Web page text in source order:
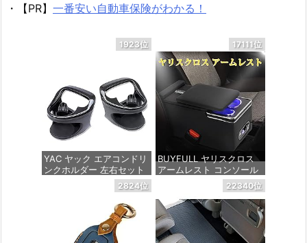
・【PR】 一番安い自動車保険がわかる！
1923位
YAC ヤック エアコンドリ
ンクホルダー 左右セット
トヨタ 10系 210系 ヤリス
ヤリスクロス GRヤリス
専用 運転席用/助手席用セ
価格：¥4,489
17111位
BUYFULL ヤリスクロス
アームレスト コンソール
ボックス トヨタYarisCros
s 取付簡単 LED付き USB
ポート 肘掛 車内収納 ド
リンクホルダー ヤリスク
ロスアームレストusb202
0年9月(令和2年9月) ～
2824位 22340位